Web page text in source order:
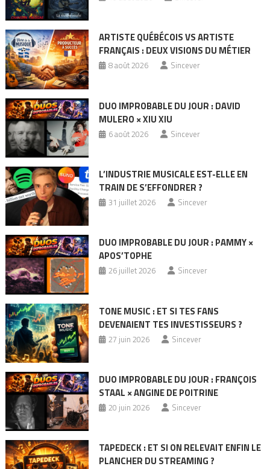
ARTISTE QUÉBÉCOIS VS ARTISTE
FRANÇAIS : DEUX VISIONS DU MÉTIER
8 août 2026 Sincever
DUO IMPROBABLE DU JOUR : DAVID
MULERO × XIU XIU
6 août 2026 Sincever
L’INDUSTRIE MUSICALE EST-ELLE EN
TRAIN DE S’EFFONDRER ?
31 juillet 2026 Sincever
DUO IMPROBABLE DU JOUR : PAMMY ×
APOS’TOPHE
26 juillet 2026 Sincever
TONE MUSIC : ET SI TES FANS
DEVENAIENT TES INVESTISSEURS ?
27 juin 2026 Sincever
DUO IMPROBABLE DU JOUR : FRANÇOIS
STAAL × ANGINE DE POITRINE
20 juin 2026 Sincever
TAPEDECK : ET SI ON RELEVAIT ENFIN LE
PLANCHER DU STREAMING ?